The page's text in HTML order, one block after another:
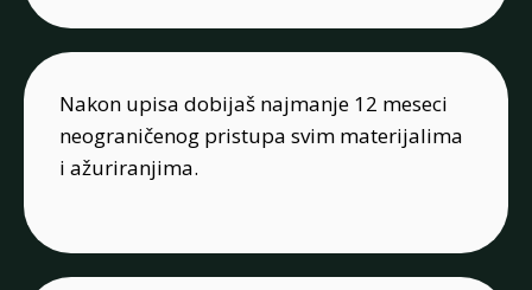
Nakon upisa dobijaš najmanje 12 meseci
neograničenog pristupa svim materijalima
i ažuriranjima.